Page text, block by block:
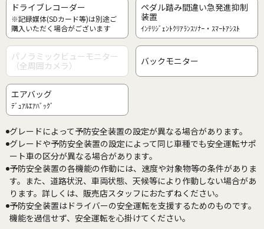
ドライブレコーダー
※記録媒体(SDカード等)は別途ご
購入いただく場合がございます
ペダル踏み間違い急発進抑制
装置
ｲﾝﾃﾘｼﾞｪﾝﾄｸﾘｱﾗﾝｽｿﾅｰ・ｽﾏｰﾄｱｼｽﾄ
パノラミックビューモニター
（全周囲カメラ）
バックモニター
エアバッグ
ﾃﾞｭｱﾙｴｱﾊﾞｯｸﾞ
グレードによって予防安全装置の設定が異なる場合があります。
グレードや予防安全装置の設定によって同じ車種でも安全運転サポ
ート車の区分が異なる場合があります。
予防安全装置の各機能の作動には、速度や対象物等の条件がありま
す。また、道路状況、車両状態、天候等により作動しない場合があ
ります。詳しくは、販売店スタッフにおたずねください。
予防安全装置はドライバーの安全運転を支援するためのものです。
機能を過信せず、安全運転を心掛けてください。